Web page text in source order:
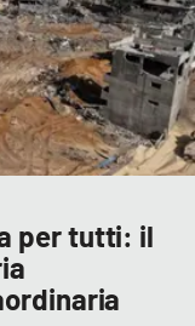
per tutti: il